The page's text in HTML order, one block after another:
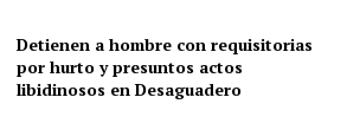
Detienen a hombre con requisitorias
por hurto y presuntos actos
libidinosos en Desaguadero